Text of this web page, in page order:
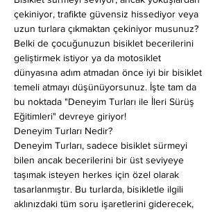
çekiniyor, trafikte güvensiz hissediyor veya
uzun turlara çıkmaktan çekiniyor musunuz?
Belki de çocuğunuzun bisiklet becerilerini
geliştirmek istiyor ya da motosiklet
dünyasına adım atmadan önce iyi bir bisiklet
temeli atmayı düşünüyorsunuz. İşte tam da
bu noktada "Deneyim Turları ile İleri Sürüş
Eğitimleri" devreye giriyor!
Deneyim Turları Nedir?
Deneyim Turları, sadece bisiklet sürmeyi
bilen ancak becerilerini bir üst seviyeye
taşımak isteyen herkes için özel olarak
tasarlanmıştır. Bu turlarda, bisikletle ilgili
aklınızdaki tüm soru işaretlerini giderecek,